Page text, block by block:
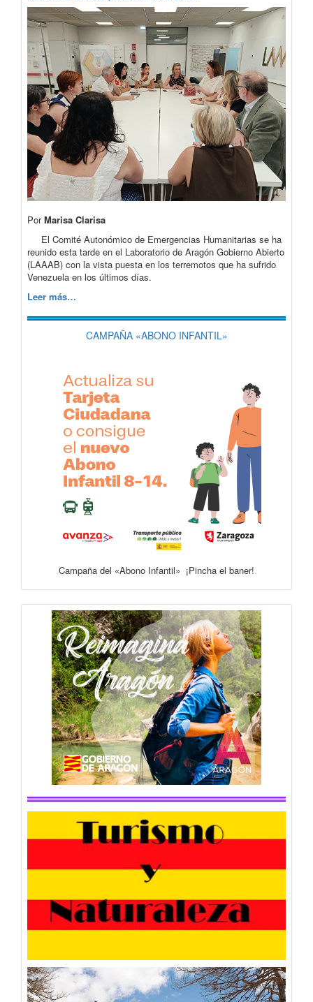
PorMarisa Clarisa
El Comité Autonómico de Emergencias Humanitarias se ha
reunido esta tarde en el Laboratorio de Aragón Gobierno Abierto
(LAAAB) con la vista puesta en los terremotos que ha sufrido
Venezuela en los últimos días.
Leer más…
CAMPAÑA «ABONO INFANTIL»
Campaña del «Abono Infantil» ¡Pincha el baner!